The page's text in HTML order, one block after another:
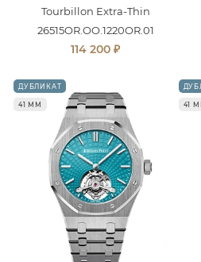
Tourbillon Extra-Thin
26515OR.OO.1220OR.01
114 200 ₽
ДУБЛИКАТ
41 ММ 41